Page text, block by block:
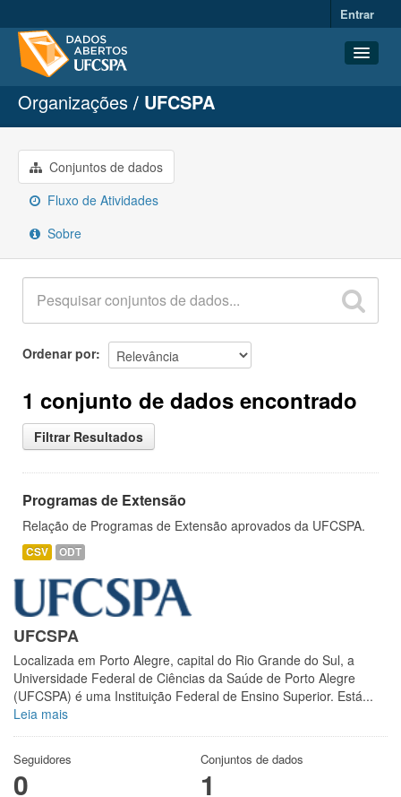
Entrar
Conjuntos de dados
Organizações
Grupos
Sobre
Organizações UFCSPA
Conjuntos de dados
Fluxo de Atividades
Sobre
Ordenar por
1 conjunto de dados encontrado
Filtrar Resultados
Programas de Extensão
Relação de Programas de Extensão aprovados da UFCSPA.
CSV ODT
UFCSPA
Localizada em Porto Alegre, capital do Rio Grande do Sul, a
Universidade Federal de Ciências da Saúde de Porto Alegre
(UFCSPA) é uma Instituição Federal de Ensino Superior. Está...
Leia mais
Seguidores
0
Conjuntos de dados
1